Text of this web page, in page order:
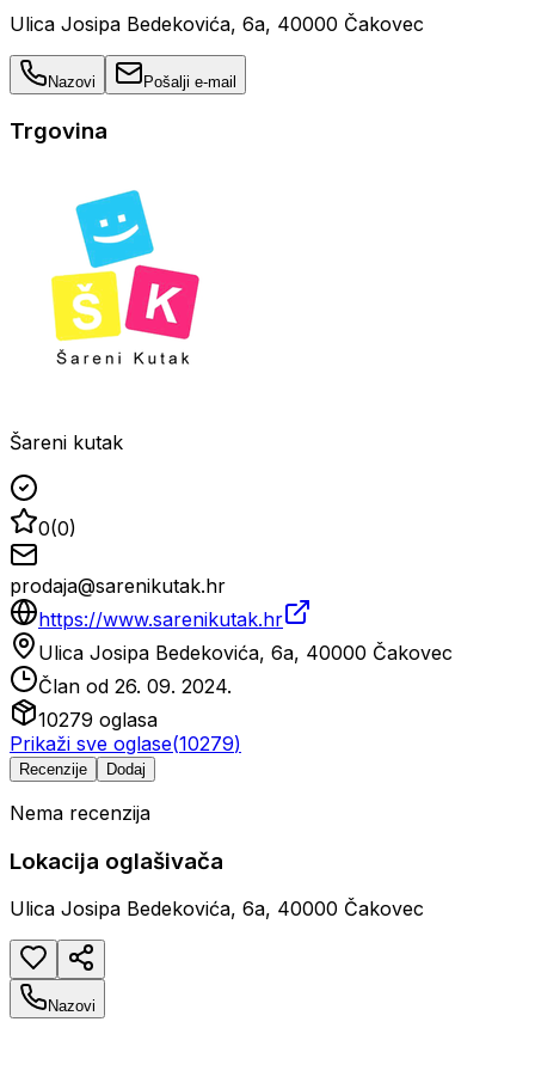
Ulica Josipa Bedekovića, 6a, 40000 Čakovec
Nazovi Pošalji e-mail
Trgovina
Šareni kutak
0(0)
prodaja@sarenikutak.hr
https://www.sarenikutak.hr
Ulica Josipa Bedekovića, 6a, 40000 Čakovec
Član od 26. 09. 2024.
10279 oglasa
Prikaži sve oglase(10279)
Recenzije Dodaj
Nema recenzija
Lokacija oglašivača
Ulica Josipa Bedekovića, 6a, 40000 Čakovec
Nazovi